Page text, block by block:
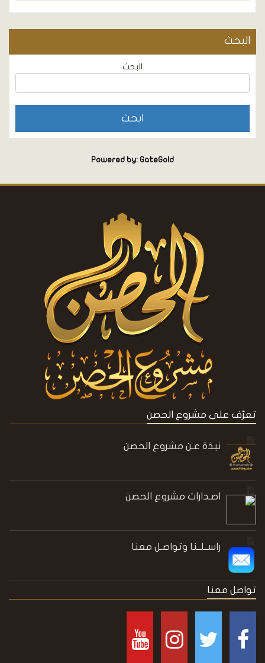
البحث
البحث
Powered by: GateGold
تعرّف على مشروع الحصن
نبذة عـن مشروع الحصن
اصـدارات مشروع الحصن
راســلــنا وتواصـل معنا
تواصل معنا